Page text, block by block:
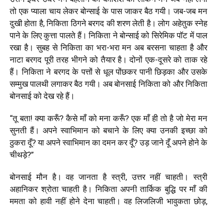
तो एक प्याला चाय लेकर बोन्साई के पास जाकर बैठ गयी। जब-जब मन
दुखी होता है,निकिता ठिगने बरगद की शरण लेती है। लोग अहेतुक स्नेह
पाने के लिए कुत्ता पालते हैं। निकिता ने बोन्साई को सिरेमिक पॉट में पाल
रखा है। सुबह से निकिता का भरा-भरा मन अब बरसना चाहता है और
नाटा बरगद पूरी तरह भीगने को तैयार है। दोनों एक-दूसरे को ताक रहे
हैं। निकिता ने बरगद के पत्तों से धूल पोंछकर पानी छिड़का और उसके
सम्मुख पालथी लगाकर बैठ गयी। अब बोनसाई निकिता को और निकिता
बोनसाई को देख रहे हैं।
“तू बता! क्या करूँ?कैसे माँ को मना करूँ?एक माँ ही तो हैजो मेरा मन
सुनती हैं। अपने स्वाभिमान को बचाने के लिए क्या उनकी इच्छा को
ठुकरा दूँ?या अपने स्वाभिमान का दमन कर दूँ?उड़ जाने दूँ अपने होने के
चीथड़े?”
बोनसाई मौन है। वह जानता है स्त्री, उत्तर नहीं चाहती। स्त्री
अहानिकर श्रोता चाहती है। निकिता अपनी तार्किक बुद्धि पर माँ की
ममता को हावी नहीं होने देना चाहती। वह लिजलिजी भावुकता छोड़,